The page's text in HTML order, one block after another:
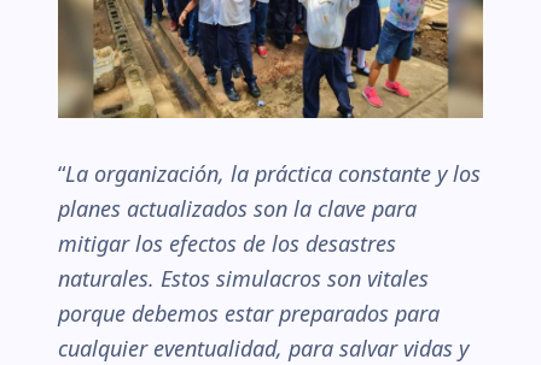
“La organización, la práctica constante y los
planes actualizados son la clave para
mitigar los efectos de los desastres
naturales. Estos simulacros son vitales
porque debemos estar preparados para
cualquier eventualidad, para salvar vidas y